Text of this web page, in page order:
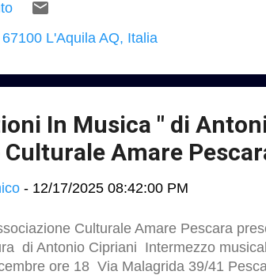
torna a casa (ma solo in parte)
la lunga storia del MuNDA al
danneggiato. Ora parte della
ritorno-castello-cinquecentesco-
L'Aquila AQ, Italia
In Musica " di
Amare
- 12/17/2025 08:42:00 PM
Culturale Amare Pescara
di Antonio Cipriani Intermezzo
ore 18 Via Malagrida 39/41